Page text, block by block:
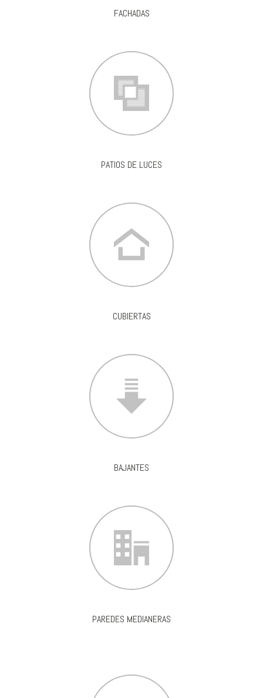
FACHADAS
PATIOS DE LUCES
CUBIERTAS
BAJANTES
PAREDES MEDIANERAS